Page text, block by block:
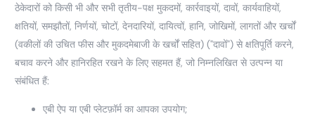
ठेकेदारों को किसी भी और सभी तृतीय-पक्ष मुकदमों, कार्रवाइयों, दावों, कार्यवाहियों,
क्षतियों, समझौतों, निर्णयों, चोटों, देनदारियों, दायित्वों, हानि, जोखिमों, लागतों और खर्चों
(वकीलों की उचित फीस और मुकदमेबाजी के खर्चों सहित) ("दावों") से क्षतिपूर्ति करने,
बचाव करने और हानिरहित रखने के लिए सहमत हैं, जो निम्नलिखित से उत्पन्न या
संबंधित हैं:
एबी ऐप या एबी प्लेटफ़ॉर्म का आपका उपयोग;